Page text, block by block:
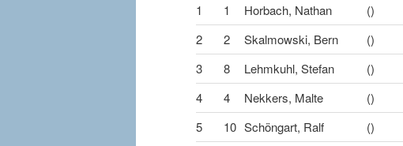
1 1 Horbach, Nathan ()
2
2 Skalmowski, Bern ()
3
8 Lehmkuhl, Stefan ()
4
4 Nekkers, Malte ()
5
10 Schöngart, Ralf ()